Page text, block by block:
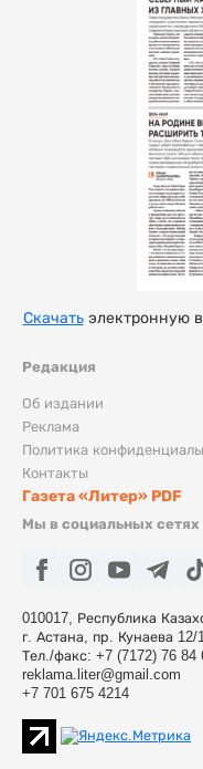
Редакция
Об издании
Реклама
Политика
Контакты
Газета «Литер» PDF
Мы в социальных сетях
010017, Республика
г. Астана, пр. Кунаева 12/
Тел./факс: +7 (7172) 76 84
reklama.liter@gmail.com
+7 701 675 4214
Скачатьэлектронную